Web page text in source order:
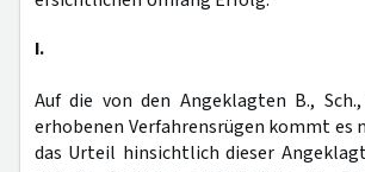
I.
Auf die von den Angeklagten B.,
erhobenen Verfahrensrügen kommt es
das Urteil hinsichtlich dieser